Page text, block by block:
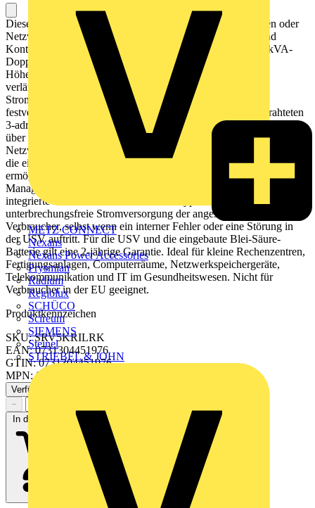
METZ CONNECT
Nexans
Nexans Power Accessories
Prysmian
Radium
Regiolux
SCHÜCO
Scireum
SIEMENS
Steinel
STRIEBEL & JOHN
Diese einphasige Easy UPS von APC wurde für IT-Experten oder
Netzwerkadministratoren entwickelt, um die Betriebszeit und
Kontinuität des Unternehmens aufrechtzuerhalten. Diese 5-kVA-
Doppelwandler-Online-USV für den Rackeinbau mit 5
Höheneinheiten bietet reine Sinuswellenleistung und eine
verlängerte Laufzeit, um kritische elektronische Geräte bei
Stromunterbrechungen zu unterstützen. Die SRV wird mit
festverdrahteten 3-adrigen (1P+N+E) Eingang und festverdrahteten
3-adrigen (P+N+E) Ausgang geliefert. Die On-Line USV verfügt
über einen intelligenten Kartensteckplatz für eine optionale
Netzwerkmanagementkarte (AP9544, SRVSMB001, VGL9901l),
die eine netzwerkbasierte USV-Überwachung und -Verwaltung
ermöglicht. Die USV kann mit EcoStruxure IT oder zentralisierten
Managementplattformen von Drittanbietern verbunden werden. Der
integrierte automatische und manuelle Bypass sorgt für eine
unterbrechungsfreie Stromversorgung der angeschlossenen
Verbraucher, selbst wenn ein interner Fehler oder eine Störung in
der USV auftritt. Für die USV und die eingebaute Blei-Säure-
Batterie gilt eine 2-jährige Garantie. Ideal für kleine Rechenzentren,
Fertigungsanlagen, Computerräume, Netzwerkspeichergeräte,
Telekommunikation und IT im Gesundheitswesen. Nicht für
Verbraucher in der EU geeignet.
Produktkennzeichen
SKU: SRV5KRILRK
EAN: 0731304451976
GTIN: 0731304451976
MPN: SRV5KRILRK
Verfügbar: 1 Händler
−
In den Warenkorb